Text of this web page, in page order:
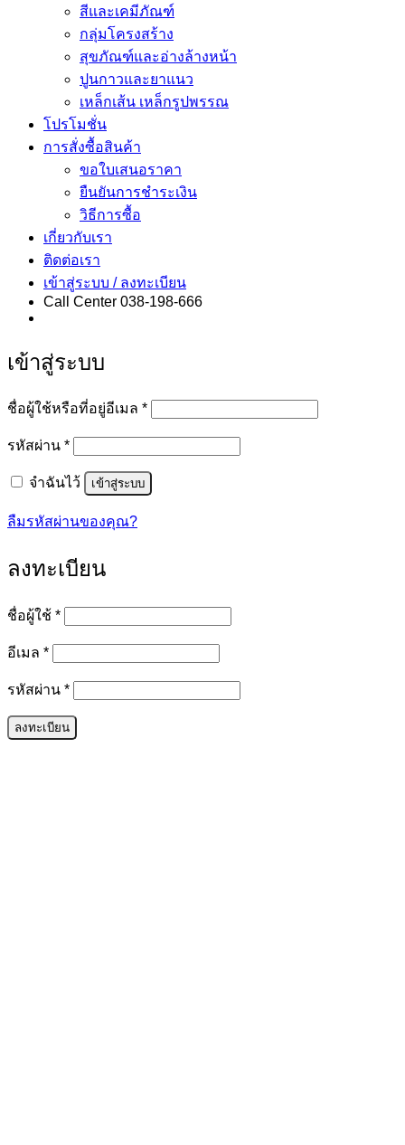
สีและเคมีภัณฑ์
กลุ่มโครงสร้าง
สุขภัณฑ์และอ่างล้างหน้า
ปูนกาวและยาแนว
เหล็กเส้น เหล็กรูปพรรณ
โปรโมชั่น
การสั่งซื้อสินค้า
ขอใบเสนอราคา
ยืนยันการชำระเงิน
วิธีการซื้อ
เกี่ยวกับเรา
ติดต่อเรา
เข้าสู่ระบบ / ลงทะเบียน
Call Center 038-198-666
เข้าสู่ระบบ
ชื่อผู้ใช้หรือที่อยู่อีเมล *ต้องการ
รหัสผ่าน *ต้องการ
จำฉันไว้ เข้าสู่ระบบ
ลืมรหัสผ่านของคุณ?
ลงทะเบียน
ชื่อผู้ใช้ *ต้องการ
อีเมล *ต้องการ
รหัสผ่าน *ต้องการ
ลงทะเบียน